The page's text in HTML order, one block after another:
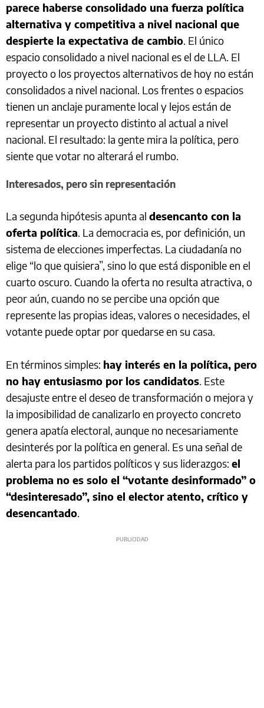
parece haberse consolidado una fuerza política
alternativa y competitiva a nivel nacional que
despierte la expectativa de cambio. El único
espacio consolidado a nivel nacional es el de LLA. El
proyecto o los proyectos alternativos de hoy no están
consolidados a nivel nacional. Los frentes o espacios
tienen un anclaje puramente local y lejos están de
representar un proyecto distinto al actual a nivel
nacional. El resultado: la gente mira la política, pero
siente que votar no alterará el rumbo.
Interesados, pero sin representación
La segunda hipótesis apunta al desencanto con la
oferta política. La democracia es, por definición, un
sistema de elecciones imperfectas. La ciudadanía no
elige “lo que quisiera”, sino lo que está disponible en el
cuarto oscuro. Cuando la oferta no resulta atractiva, o
peor aún, cuando no se percibe una opción que
represente las propias ideas, valores o necesidades, el
votante puede optar por quedarse en su casa.
En términos simples: hay interés en la política, pero
no hay entusiasmo por los candidatos. Este
desajuste entre el deseo de transformación o mejora y
la imposibilidad de canalizarlo en proyecto concreto
genera apatía electoral, aunque no necesariamente
desinterés por la política en general. Es una señal de
alerta para los partidos políticos y sus liderazgos: el
problema no es solo el “votante desinformado” o
“desinteresado”, sino el elector atento, crítico y
desencantado.